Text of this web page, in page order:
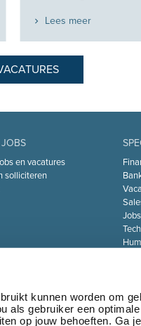
kunnen worden om
als gebruiker een
op jouw behoeften. Ga
Lees meer
JOBS
en vacatures
solliciteren
Jobs
Jobs